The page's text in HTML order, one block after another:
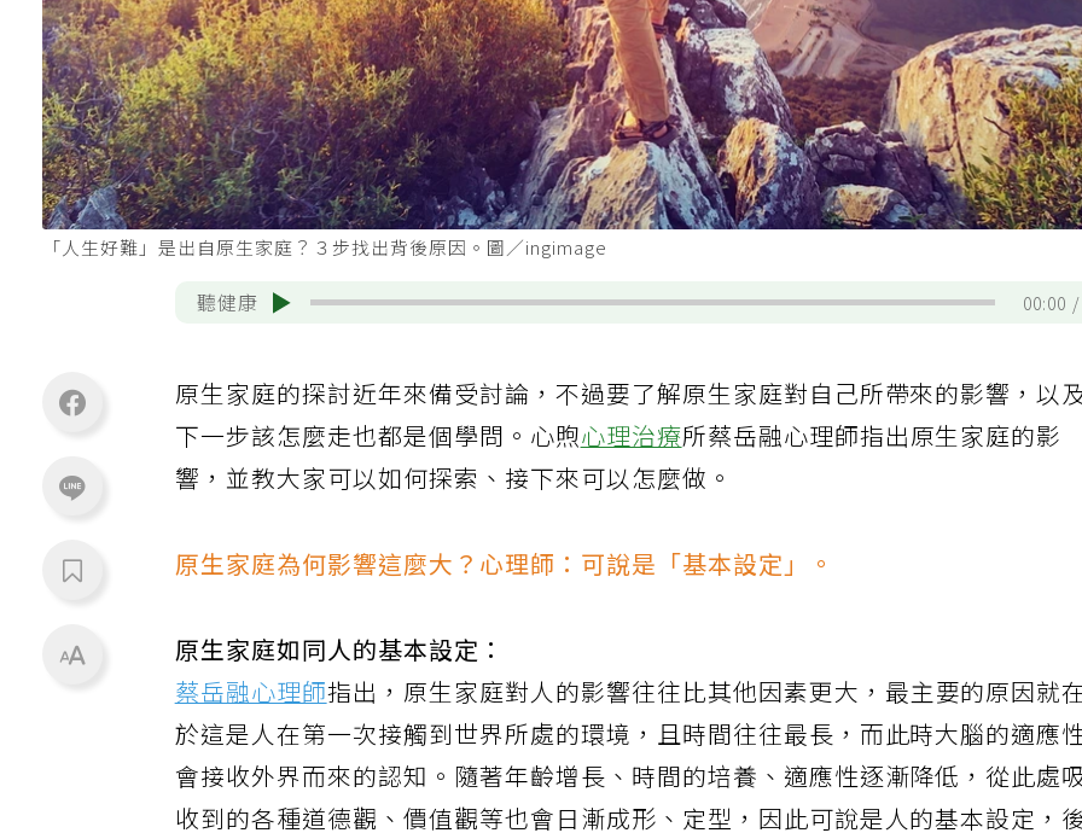
「人生好難」是出自原生家庭？３步找出背後原因。圖／ingimage
聽健康 00:00
原生家庭的探討近年來備受討論，不過要了解原生家庭對自己所帶來的影響，以
下一步該怎麼走也都是個學問。心煦心理治療所蔡岳融心理師指出原生家庭的影
響，並教大家可以如何探索、接下來可以怎麼做。
原生家庭為何影響這麼大？心理師：可說是「基本設定」。
原生家庭如同人的基本設定：
蔡岳融心理師指出，原生家庭對人的影響往往比其他因素更大，最主要的原因就
於這是人在第一次接觸到世界所處的環境，且時間往往最長，而此時大腦的適應
會接收外界而來的認知。隨著年齡增長、時間的培養、適應性逐漸降低，從此處